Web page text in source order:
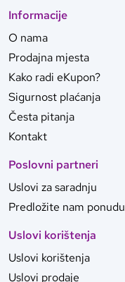
Informacije
O nama
Prodajna mjesta
Kako radi eKupon?
Sigurnost plaćanja
Česta pitanja
Kontakt
Poslovni partneri
Uslovi za saradnju
Predložite nam ponudu
Uslovi korištenja
Uslovi korištenja
Uslovi prodaje